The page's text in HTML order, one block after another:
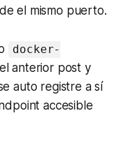
el mismo puerto.
docker-
anterior post y
auto registre a sí
accesible